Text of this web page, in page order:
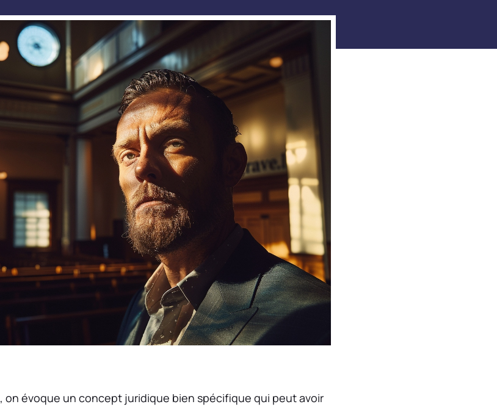
, on évoque un concept juridique bien spécifique qui peut avoir